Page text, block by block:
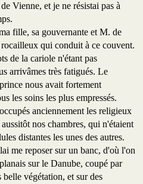
Vienne, et je ne résistai pas à
fille, sa gouvernante et M. de
qui conduit à ce couvent.
de la cariole n'étant pas
arrivâmes très fatigués. Le
nous avait fortement
les soins les plus empressés.
anciennement les religieux
nos chambres, qui n'étaient
distantes les unes des autres.
me reposer sur un banc, d'où l'on
sur le Danube, coupé par
végétation, et sur des